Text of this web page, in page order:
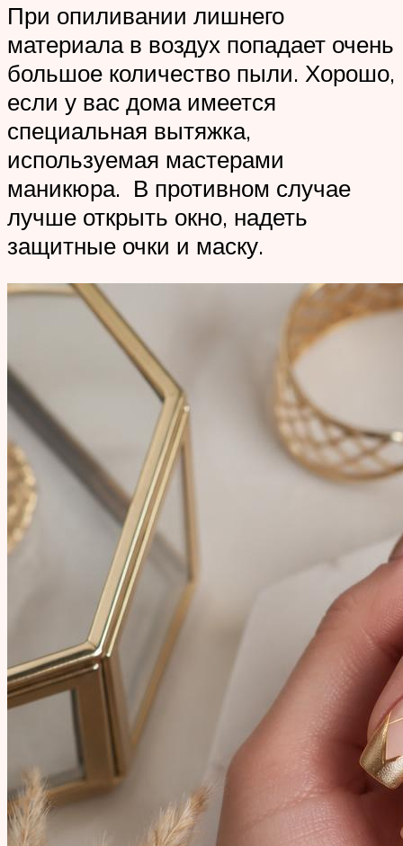
При опиливании лишнего
материала в воздух попадает очень
большое количество пыли. Хорошо,
если у вас дома имеется
специальная вытяжка,
используемая мастерами
маникюра. В противном случае
лучше открыть окно, надеть
защитные очки и маску.